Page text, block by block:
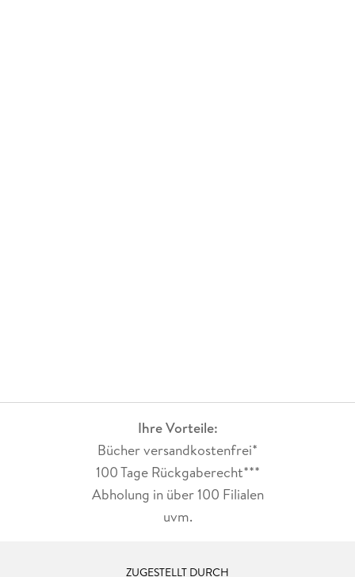
Ihre Vorteile:
Bücher versandkostenfrei*
100 Tage Rückgaberecht***
Abholung in über 100 Filialen
uvm.
ZUGESTELLT DURCH